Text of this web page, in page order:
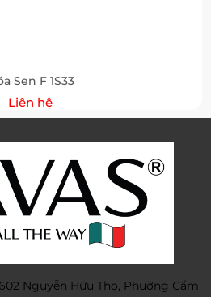
Sen F 1S33
Liên hệ
Nguyễn Hữu Thọ, Phường Cẩm